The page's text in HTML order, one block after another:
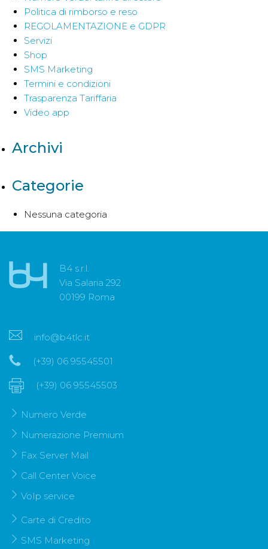
Politica di rimborso e reso
REGOLAMENTAZIONE e GDPR
Servizi
Shop
SMS Marketing
Termini e condizioni
Trasparenza Tariffaria
Video app
Archivi
Categorie
Nessuna categoria
B4 s.r.l.
Via Salaria 292
00199 Roma
info@b4tlc.it
(+39) 06 95545501
(+39) 06 95545503
Numero Verde
Numerazione Premium
Fax Server Mail
Call Center Voice
VoIp service
Carte di Credito
SMS Marketing